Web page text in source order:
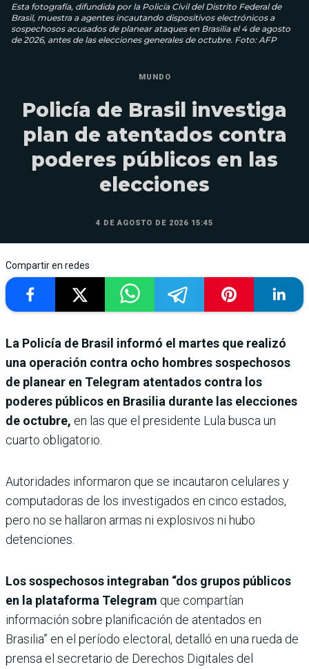
Esta fotografía, difundida por la Policía Civil del Distrito Federal de
Brasil, muestra a agentes incautando dispositivos electrónicos a
sospechosos acusados ​​de planear ataques en Brasilia el 4 de agosto
de 2026, antes de las elecciones generales de octubre. Foto: AFP
MUNDO
Policía de Brasil investiga
plan de atentados contra
poderes públicos en las
elecciones
4 DE AGOSTO DE 2026 15:45
Compartir en redes
La Policía de Brasil informó el martes que realizó
una operación contra ocho hombres sospechosos
de planear en Telegram atentados contra los
poderes públicos en Brasilia durante las elecciones
de octubre, en las que el presidente Lula busca un
cuarto obligatorio.
Autoridades informaron que se incautaron celulares y
computadoras de los investigados en cinco estados,
pero no se hallaron armas ni explosivos ni hubo
detenciones.
Los sospechosos integraban “dos grupos públicos
en la plataforma Telegram que compartían
información sobre planificación de atentados en
Brasilia” en el período electoral, detalló en una rueda de
prensa el secretario de Derechos Digitales del